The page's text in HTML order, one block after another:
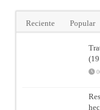
Reciente Popular